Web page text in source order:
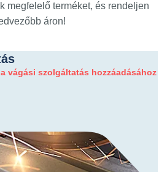
megfelelő terméket, és rendeljen
áron!
vágási szolgáltatás hozzáadásához